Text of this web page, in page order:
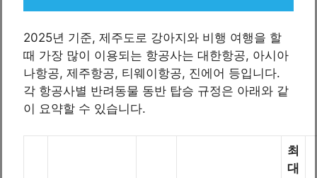
2025년 기준, 제주도로 강아지와 비행 여행을 할
때 가장 많이 이용되는 항공사는 대한항공, 아시아
나항공, 제주항공, 티웨이항공, 진에어 등입니다.
각 항공사별 반려동물 동반 탑승 규정은 아래와 같
이 요약할 수 있습니다.
최
대